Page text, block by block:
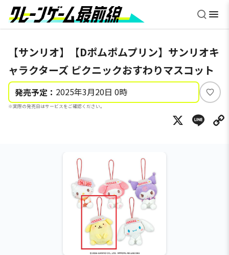
【サンリオ】【Dポムポムプリン】サンリオキ
ャラクターズ ピクニックおすわりマスコット
発売予定： 2025年3月20日 0時
※実際の発売日はサービスをご確認ください。
い
ね
X